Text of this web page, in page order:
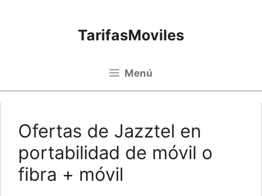
TarifasMoviles
Menú
Ofertas de Jazztel en
portabilidad de móvil o
fibra + móvil